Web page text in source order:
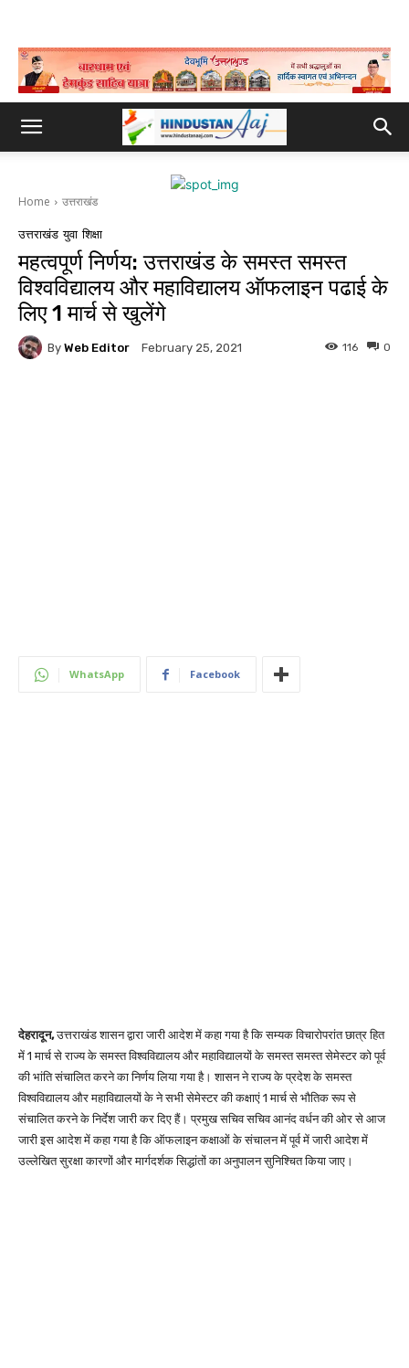
Home उत्तराखंड
उत्तराखंड युवा शिक्षा
महत्वपूर्ण निर्णय: उत्तराखंड के समस्त समस्त
विश्वविद्यालय और महाविद्यालय ऑफलाइन पढाई के
लिए 1 मार्च से खुलेंगे
By Web Editor February 25, 2021 0
116
WhatsApp Facebook
देहरादून,उत्तराखंड शासन द्वारा जारी आदेश में कहा गया है कि सम्यक विचारोपरांत छात्र हित
में 1 मार्च से राज्य के समस्त विश्वविद्यालय और महाविद्यालयों के समस्त समस्त सेमेस्टर को पूर्व
की भांति संचालित करने का निर्णय लिया गया है। शासन ने राज्य के प्रदेश के समस्त
विश्वविद्यालय और महाविद्यालयों के ने सभी सेमेस्टर की कक्षाएं 1 मार्च से भौतिक रूप से
संचालित करने के निर्देश जारी कर दिए हैं। प्रमुख सचिव सचिव आनंद वर्धन की ओर से आज
जारी इस आदेश में कहा गया है कि ऑफलाइन कक्षाओं के संचालन में पूर्व में जारी आदेश में
उल्लेखित सुरक्षा कारणों और मार्गदर्शक सिद्धांतों का अनुपालन सुनिश्चित किया जाए।